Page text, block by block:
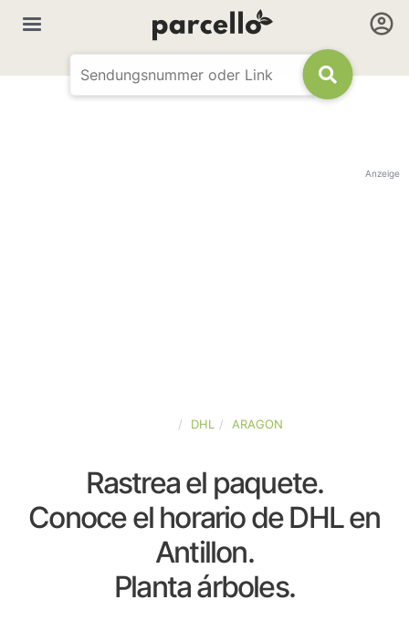
Anzeige
DHL ARAGON
Rastrea el paquete.
Conoce el horario de DHL en
Antillon.
Planta árboles.